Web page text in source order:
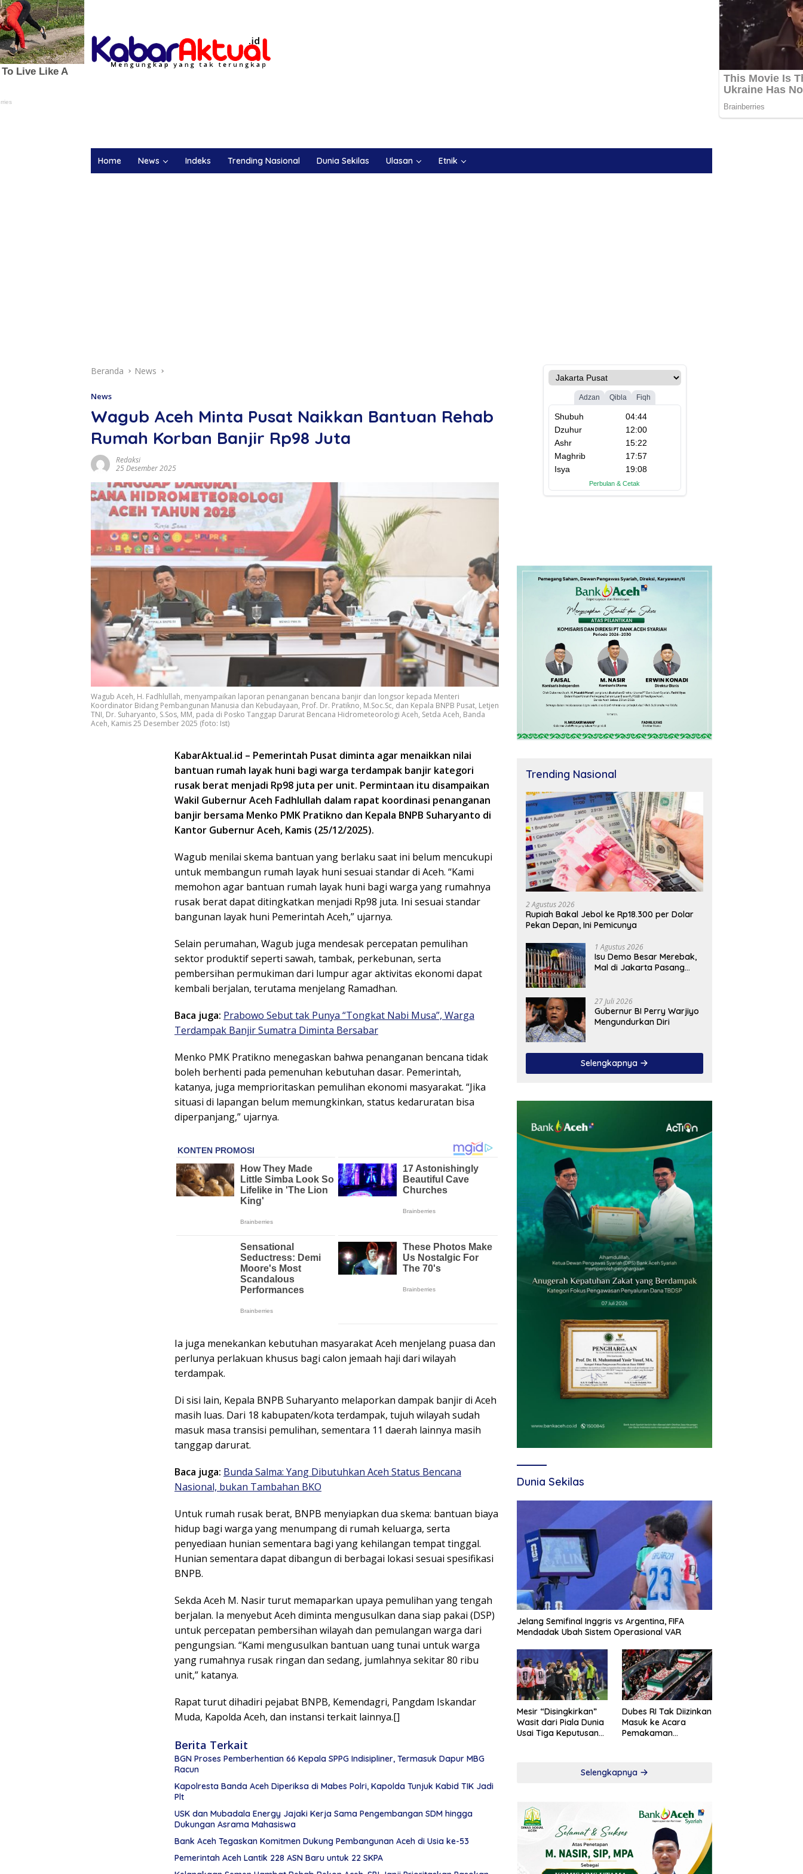
Home News Indeks Trending Nasional Dunia Sekilas Ulasan Etnik
Beranda News
News
Wagub Aceh Minta Pusat Naikkan Bantuan Rehab
Rumah Korban Banjir Rp98 Juta
Redaksi
25 Desember 2025
Wagub Aceh, H. Fadhlullah, menyampaikan laporan penanganan bencana banjir dan longsor kepada Menteri
Koordinator Bidang Pembangunan Manusia dan Kebudayaan, Prof. Dr. Pratikno, M.Soc.Sc, dan Kepala BNPB Pusat, Letjen
TNI, Dr. Suharyanto, S.Sos, MM, pada di Posko Tanggap Darurat Bencana Hidrometeorologi Aceh, Setda Aceh, Banda
Aceh, Kamis 25 Desember 2025 (foto: Ist)
KabarAktual.id – Pemerintah Pusat diminta agar menaikkan nilai
bantuan rumah layak huni bagi warga terdampak banjir kategori
rusak berat menjadi Rp98 juta per unit. Permintaan itu disampaikan
Wakil Gubernur Aceh Fadhlullah dalam rapat koordinasi penanganan
banjir bersama Menko PMK Pratikno dan Kepala BNPB Suharyanto di
Kantor Gubernur Aceh, Kamis (25/12/2025).
Wagub menilai skema bantuan yang berlaku saat ini belum mencukupi
untuk membangun rumah layak huni sesuai standar di Aceh. “Kami
memohon agar bantuan rumah layak huni bagi warga yang rumahnya
rusak berat dapat ditingkatkan menjadi Rp98 juta. Ini sesuai standar
bangunan layak huni Pemerintah Aceh,” ujarnya.
Selain perumahan, Wagub juga mendesak percepatan pemulihan
sektor produktif seperti sawah, tambak, perkebunan, serta
pembersihan permukiman dari lumpur agar aktivitas ekonomi dapat
kembali berjalan, terutama menjelang Ramadhan.
Baca juga: Prabowo Sebut tak Punya “Tongkat Nabi Musa”, Warga
Terdampak Banjir Sumatra Diminta Bersabar
Menko PMK Pratikno menegaskan bahwa penanganan bencana tidak
boleh berhenti pada pemenuhan kebutuhan dasar. Pemerintah,
katanya, juga memprioritaskan pemulihan ekonomi masyarakat. “Jika
situasi di lapangan belum memungkinkan, status kedaruratan bisa
diperpanjang,” ujarnya.
Ia juga menekankan kebutuhan masyarakat Aceh menjelang puasa dan
perlunya perlakuan khusus bagi calon jemaah haji dari wilayah
terdampak.
Di sisi lain, Kepala BNPB Suharyanto melaporkan dampak banjir di Aceh
masih luas. Dari 18 kabupaten/kota terdampak, tujuh wilayah sudah
masuk masa transisi pemulihan, sementara 11 daerah lainnya masih
tanggap darurat.
Baca juga: Bunda Salma: Yang Dibutuhkan Aceh Status Bencana
Nasional, bukan Tambahan BKO
Untuk rumah rusak berat, BNPB menyiapkan dua skema: bantuan biaya
hidup bagi warga yang menumpang di rumah keluarga, serta
penyediaan hunian sementara bagi yang kehilangan tempat tinggal.
Hunian sementara dapat dibangun di berbagai lokasi sesuai spesifikasi
BNPB.
Sekda Aceh M. Nasir turut memaparkan upaya pemulihan yang tengah
berjalan. Ia menyebut Aceh diminta mengusulkan dana siap pakai (DSP)
untuk percepatan pembersihan wilayah dan pemulangan warga dari
pengungsian. “Kami mengusulkan bantuan uang tunai untuk warga
yang rumahnya rusak ringan dan sedang, jumlahnya sekitar 80 ribu
unit,” katanya.
Rapat turut dihadiri pejabat BNPB, Kemendagri, Pangdam Iskandar
Muda, Kapolda Aceh, dan instansi terkait lainnya.[]
Berita Terkait
BGN Proses Pemberhentian 66 Kepala SPPG Indisipliner, Termasuk Dapur MBG
Racun
Kapolresta Banda Aceh Diperiksa di Mabes Polri, Kapolda Tunjuk Kabid TIK Jadi
Plt
USK dan Mubadala Energy Jajaki Kerja Sama Pengembangan SDM hingga
Dukungan Asrama Mahasiswa
Bank Aceh Tegaskan Komitmen Dukung Pembangunan Aceh di Usia ke-53
Pemerintah Aceh Lantik 228 ASN Baru untuk 22 SKPA
Trending Nasional
2 Agustus 2026
Rupiah Bakal Jebol ke Rp18.300 per Dolar
Pekan Depan, Ini Pemicunya
1 Agustus 2026
Isu Demo Besar Merebak,
Mal di Jakarta Pasang
27 Juli 2026
Gubernur BI Perry Warjiyo
Mengundurkan Diri
Selengkapnya
Dunia Sekilas
Jelang Semifinal Inggris vs Argentina, FIFA
Mendadak Ubah Sistem Operasional VAR
Mesir “Disingkirkan”
Wasit dari Piala Dunia
Usai Tiga Keputusan
Dubes RI Tak Diizinkan
Masuk ke Acara
Pemakaman
Selengkapnya